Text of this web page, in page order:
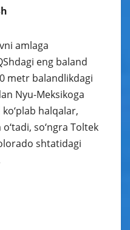
amlaga
eng baland
metr balandlikdagi
Nyu-Meksikoga
halqalar,
so‘ngra Toltek
shtatidagi